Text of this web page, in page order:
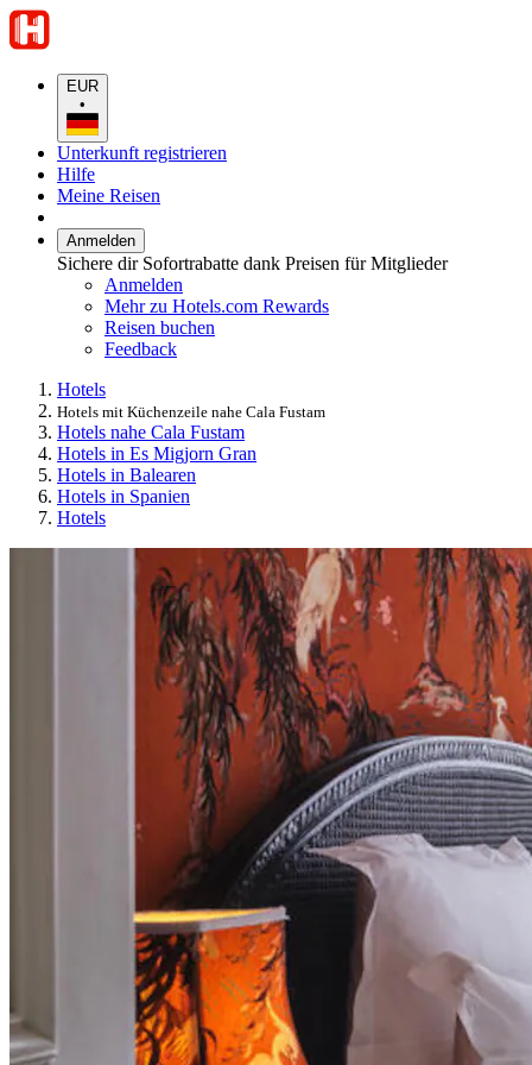
EUR
•
Unterkunft registrieren
Hilfe
Meine Reisen
Anmelden
Sichere dir Sofortrabatte dank Preisen für Mitglieder
Anmelden
Mehr zu Hotels.com Rewards
Reisen buchen
Feedback
Hotels
Hotels mit Küchenzeile nahe Cala Fustam
Hotels nahe Cala Fustam
Hotels in Es Migjorn Gran
Hotels in Balearen
Hotels in Spanien
Hotels